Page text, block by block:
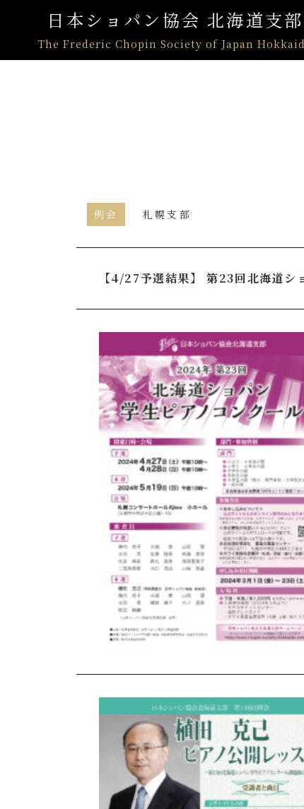
日本ショパン協会 北海道支部
The Frederic Chopin Society of Japan
例会 札幌支部
【4/27予選結果】 第23回北海道シ